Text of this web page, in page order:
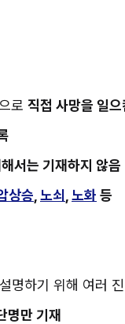
로 직접 사망을 일
서는 기재하지 않음
상승 노쇠 노화 등
명하기 위해 여러
명만 기재